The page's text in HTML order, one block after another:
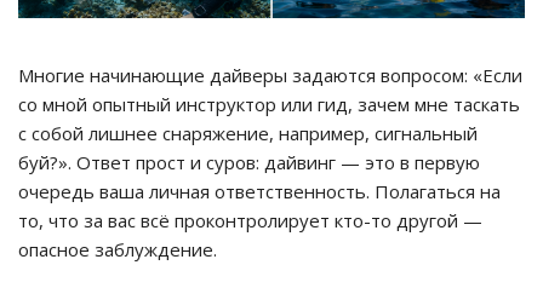
Многие начинающие дайверы задаются вопросом: «Если
со мной опытный инструктор или гид, зачем мне таскать
с собой лишнее снаряжение, например, сигнальный
буй?». Ответ прост и суров: дайвинг — это в первую
очередь ваша личная ответственность. Полагаться на
то, что за вас всё проконтролирует кто-то другой —
опасное заблуждение.